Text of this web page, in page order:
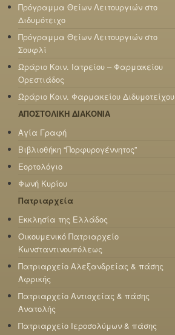
Πρόγραμμα Θείων Λειτουργιών στο
Διδυμότειχο
Πρόγραμμα Θείων Λειτουργιών στο
Σουφλί
Ωράριο Κοιν. Ιατρείου – Φαρμακείου
Ορεστιάδος
Ωράριο Κοιν. Φαρμακείου Διδυμοτείχου
ΑΠΟΣΤΟΛΙΚΗ ΔΙΑΚΟΝΙΑ
Αγία Γραφή
Βιβλιοθήκη “Πορφυρογέννητος”
Εορτολόγιο
Φωνή Κυρίου
Πατριαρχεία
Εκκλησία της Ελλάδος
Οικουμενικό Πατριαρχείο
Κωνσταντινουπόλεως
Πατριαρχείο Αλεξανδρείας & πάσης
Αφρικής
Πατριαρχείο Αντιοχείας & πάσης
Ανατολής
Πατριαρχείο Ιεροσολύμων & πάσης